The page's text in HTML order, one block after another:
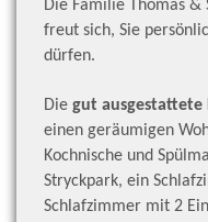
Die Familie Thomas &
freut sich, Sie
dürfen.
Die gut ausgestattete
einen geräumigen
Kochnische und
Stryckpark, ein
Schlafzimmer mit 2